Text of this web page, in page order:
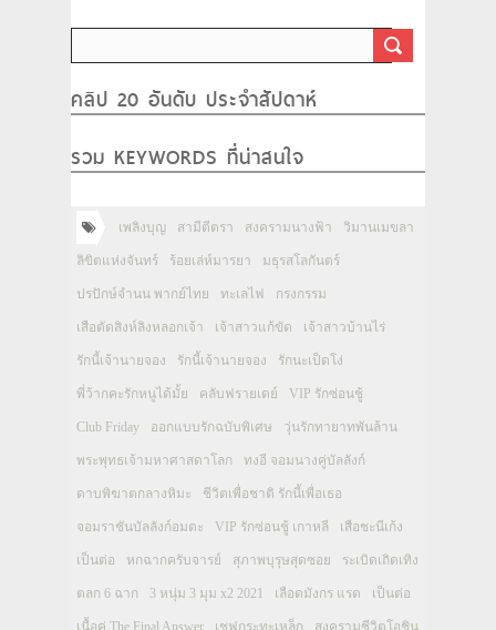
คลิป 20 อันดับ ประจำสัปดาห์
รวม KEYWORDS ที่น่าสนใจ
เพลิงบุญ สามีตีตรา สงครามนางฟ้า วิมานเมขลา
ลิขิตแห่งจันทร์ ร้อยเล่ห์มารยา มธุรสโลกันตร์
ปรปักษ์จำนน พากย์ไทย ทะเลไฟ กรงกรรม
เสือตัดสิงห์ลิงหลอกเจ้า เจ้าสาวแก้ขัด เจ้าสาวบ้านไร่
รักนี้เจ้านายจอง รักนี้เจ้านายจอง รักนะเป็ดโง่
พี่ว้ากคะรักหนูได้มั้ย คลับฟรายเดย์ VIP รักซ่อนชู้
Club Friday ออกแบบรักฉบับพิเศษ วุ่นรักทายาทพันล้าน
พระพุทธเจ้ามหาศาสดาโลก ทงอี จอมนางคู่บัลลังก์
ดาบพิฆาตกลางหิมะ ชีวิตเพื่อชาติ รักนี้เพื่อเธอ
จอมราชันบัลลังก์อมตะ VIP รักซ่อนชู้ เกาหลี เสือชะนีเก้ง
เป็นต่อ หกฉากครับจารย์ สุภาพบุรุษสุดซอย ระเบิดเถิดเทิง
ตลก 6 ฉาก 3 หนุ่ม 3 มุม x2 2021 เลือดมังกร แรด เป็นต่อ
เนื้อคู่ The Final Answer เชฟกระทะเหล็ก สงครามชีวิตโอชิน